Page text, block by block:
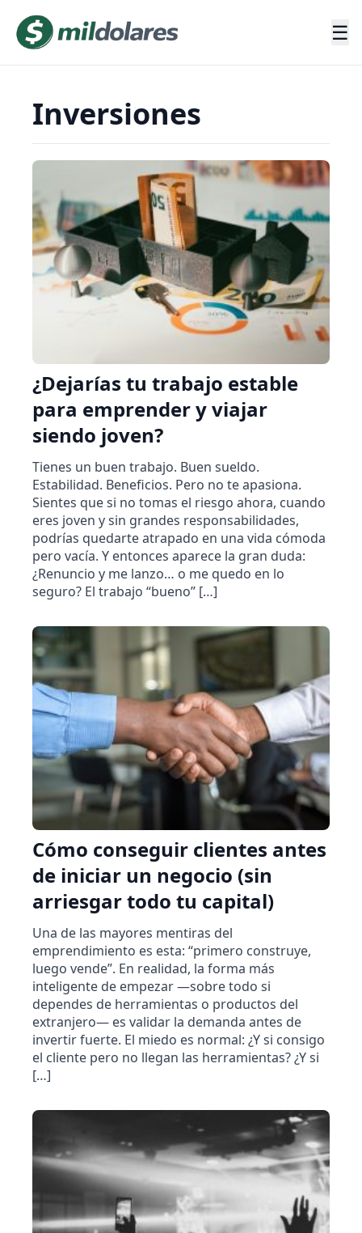
☰
Inversiones
¿Dejarías tu trabajo estable
para emprender y viajar
siendo joven?
Tienes un buen trabajo. Buen sueldo.
Estabilidad. Beneficios. Pero no te apasiona.
Sientes que si no tomas el riesgo ahora, cuando
eres joven y sin grandes responsabilidades,
podrías quedarte atrapado en una vida cómoda
pero vacía. Y entonces aparece la gran duda:
¿Renuncio y me lanzo… o me quedo en lo
seguro? El trabajo “bueno” […]
Cómo conseguir clientes antes
de iniciar un negocio (sin
arriesgar todo tu capital)
Una de las mayores mentiras del
emprendimiento es esta: “primero construye,
luego vende”. En realidad, la forma más
inteligente de empezar —sobre todo si
dependes de herramientas o productos del
extranjero— es validar la demanda antes de
invertir fuerte. El miedo es normal: ¿Y si consigo
el cliente pero no llegan las herramientas? ¿Y si
[…]